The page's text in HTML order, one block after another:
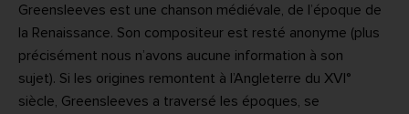
Greensleeves est une chanson médiévale, de l’époque de
la Renaissance. Son compositeur est resté anonyme (plus
précisément nous n’avons aucune information à son
sujet). Si les origines remontent à l’Angleterre du XVI°
siècle, Greensleeves a traversé les époques, se